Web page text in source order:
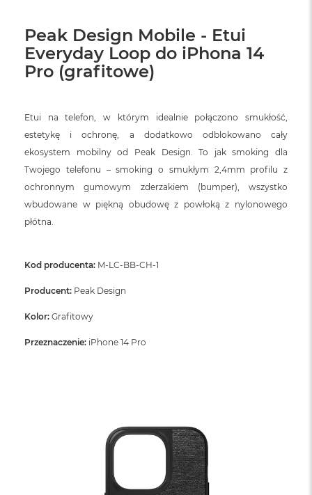
Peak Design Mobile - Etui
Everyday Loop do iPhona 14
Pro (grafitowe)
Etui na telefon, w którym idealnie połączono smukłość,
estetykę i ochronę, a dodatkowo odblokowano cały
ekosystem mobilny od Peak Design. To jak smoking dla
Twojego telefonu – smoking o smukłym 2,4mm profilu z
ochronnym gumowym zderzakiem (bumper), wszystko
wbudowane w piękną obudowę z powłoką z nylonowego
płótna.
Kod producenta: M-LC-BB-CH-1
Producent: Peak Design
Kolor: Grafitowy
Przeznaczenie: iPhone 14 Pro